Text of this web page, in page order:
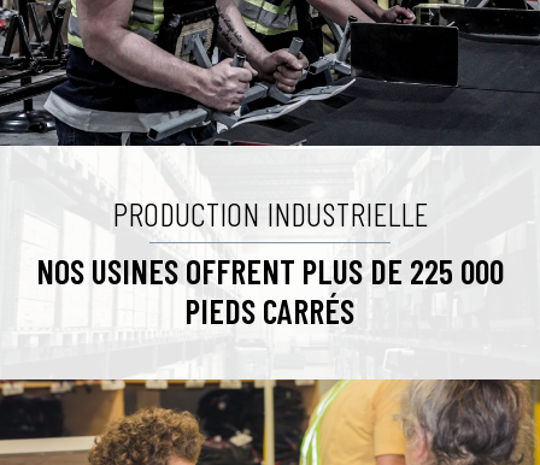
PRODUCTION INDUSTRIELLE
NOS USINES OFFRENT PLUS DE 225 000
PIEDS CARRÉS